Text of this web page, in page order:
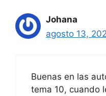
Johana
agosto 13,
Buenas en las
tema 10, cuando